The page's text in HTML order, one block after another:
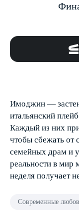
Имоджин —
итальянский
Каждый из них
чтобы сбежать от
семейных драм и
реальности в мир
неделя получает
Современные